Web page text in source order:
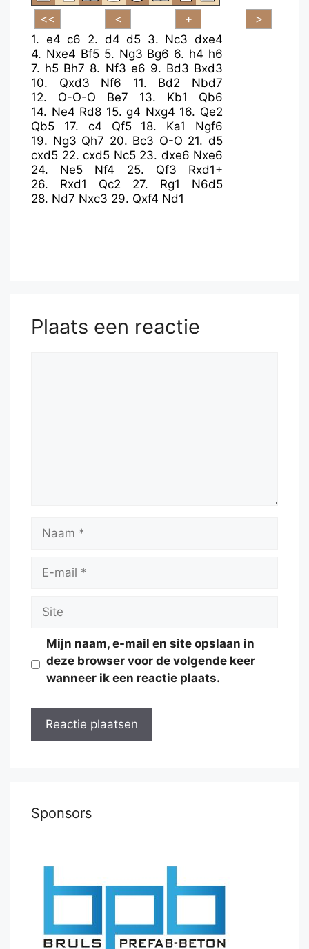
1. e4 c6 2. d4 d5 3. Nc3 dxe4
4. Nxe4 Bf5 5. Ng3 Bg6 6. h4 h6
7. h5 Bh7 8. Nf3 e6 9. Bd3 Bxd3
10. Qxd3 Nf6 11. Bd2
Nbd7
12. O-O-O Be7 13. Kb1
Qb6
14. Ne4 Rd8 15.g4 Nxg4 16. Qe2
Qb5
17. c4 Qf5 18. Ka1
Ngf6
19. Ng3 Qh7 20. Bc3 O-O 21.d5
cxd5 22. cxd5 Nc5 23. dxe6 Nxe6
24. Ne5 Nf4 25. Qf3
Rxd1+
26. Rxd1 Qc2 27. Rg1
N6d5
28. Nd7 Nxc3 29. Qxf4 Nd1
Plaats een reactie
Naam
Site
Mijn naam, e-mail en site opslaan in
deze browser voor de volgende keer
wanneer ik een reactie plaats.
Sponsors